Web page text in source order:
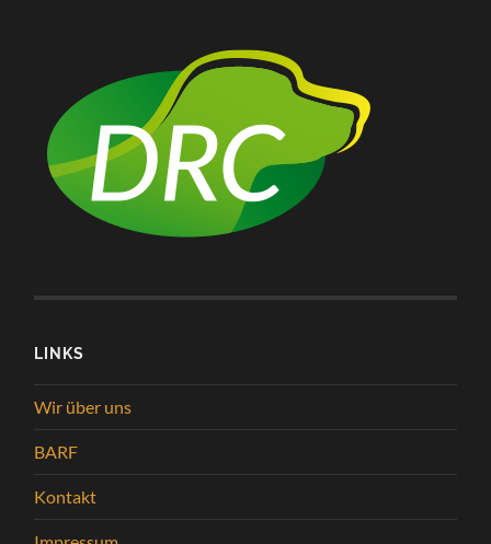
LINKS
Wir über uns
BARF
Kontakt